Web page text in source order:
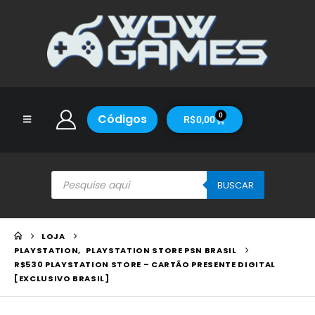
Códigos R$0,00 0
BUSCAR
LOJA
PLAYSTATION, PLAYSTATION STORE PSN BRASIL
R$530 PLAYSTATION STORE – CARTÃO PRESENTE DIGITAL
[EXCLUSIVO BRASIL]